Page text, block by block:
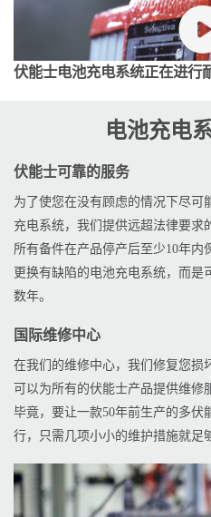
伏能士电池充电系统正在进行
电池充电
伏能士可靠的服务
为了使您在没有顾虑的情况下尽可
充电系统，我们提供远超法律要求
所有备件在产品停产后至少10年内
更换有缺陷的电池充电系统，而是
数年。
国际维修中心
在我们的维修中心，我们修复您损
可以为所有的伏能士产品提供维修
毕竟，要让一款50年前生产的多伏
行，只需几项小小的维护措施就足